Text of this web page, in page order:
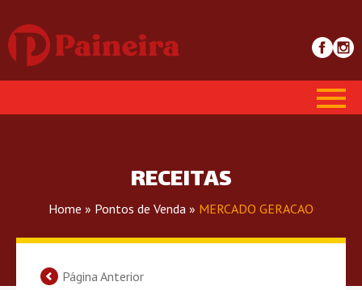
RECEITAS
Home » Pontos de Venda » MERCADO GERACAO
Página Anterior